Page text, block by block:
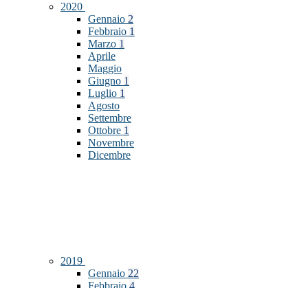
2020
Gennaio 2
Febbraio 1
Marzo 1
Aprile
Maggio
Giugno 1
Luglio 1
Agosto
Settembre
Ottobre 1
Novembre
Dicembre
2019
Gennaio 22